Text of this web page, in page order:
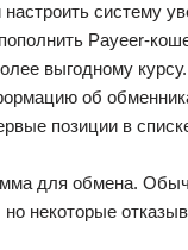
систему
Payeer-
выгодному курсу.
об
позиции в
для обмена.
но некоторые